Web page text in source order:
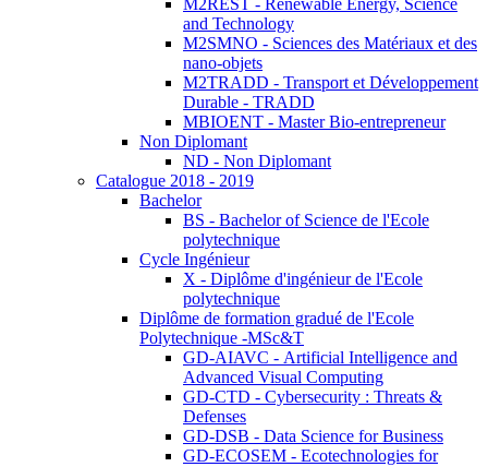
M2REST - Renewable Energy, Science
and Technology
M2SMNO - Sciences des Matériaux et des
nano-objets
M2TRADD - Transport et Développement
Durable - TRADD
MBIOENT - Master Bio-entrepreneur
Non Diplomant
ND - Non Diplomant
Catalogue 2018 - 2019
Bachelor
BS - Bachelor of Science de l'Ecole
polytechnique
Cycle Ingénieur
X - Diplôme d'ingénieur de l'Ecole
polytechnique
Diplôme de formation gradué de l'Ecole
Polytechnique -MSc&T
GD-AIAVC - Artificial Intelligence and
Advanced Visual Computing
GD-CTD - Cybersecurity : Threats &
Defenses
GD-DSB - Data Science for Business
GD-ECOSEM - Ecotechnologies for